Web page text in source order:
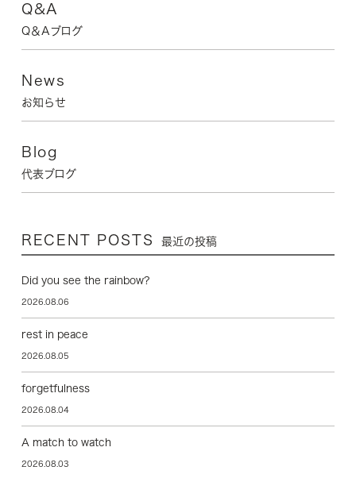
Q&A
Q＆Aブログ
News
お知らせ
Blog
代表ブログ
RECENT POSTS 最近の投稿
Did you see the rainbow?
2026.08.06
rest in peace
2026.08.05
forgetfulness
2026.08.04
A match to watch
2026.08.03